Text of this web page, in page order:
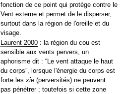
fonction de ce point qui protège contre le
Vent externe et permet de le disperser,
surtout dans la région de l'oreille et du
visage.
Laurent 2000 : la région du cou est
sensible aux vents pervers, un
aphorisme dit : “Le vent attaque le haut
du corps”, lorsque l'énergie du corps est
forte lesxie (perversités) ne peuvent
pas pénétrer ; toutefois si cette zone